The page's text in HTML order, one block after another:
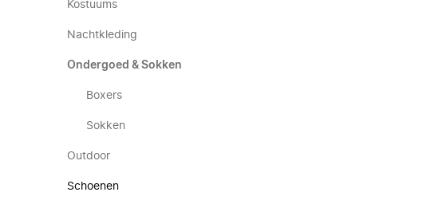
Kostuums
Nachtkleding
Ondergoed & Sokken
Boxers
Sokken
Outdoor
Schoenen